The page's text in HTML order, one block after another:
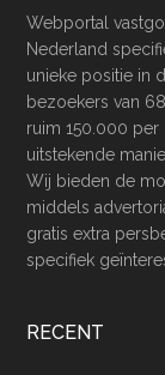
Webportal
Nederland
unieke positie in
bezoekers van
ruim 150.000 per
uitstekende
Wij bieden de
middels
gratis extra
specifiek
RECENT